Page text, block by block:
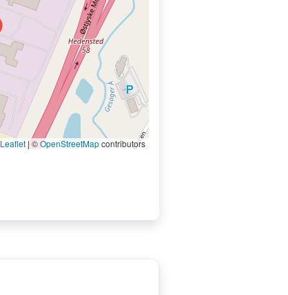
Leaflet |©OpenStreetMapcontributors